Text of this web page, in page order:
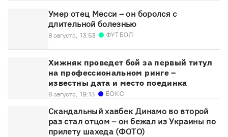
Умер отец Месси – он боролся с
длительной болезнью
8 августа, 13:53 ФУТБОЛ
Хижняк проведет бой за первый титул
на профессиональном ринге –
известны дата и место поединка
8 августа, 19:13 БОКС
Скандальный хавбек Динамо во второй
раз стал отцом – он бежал из Украины по
прилету шахеда (ФОТО)